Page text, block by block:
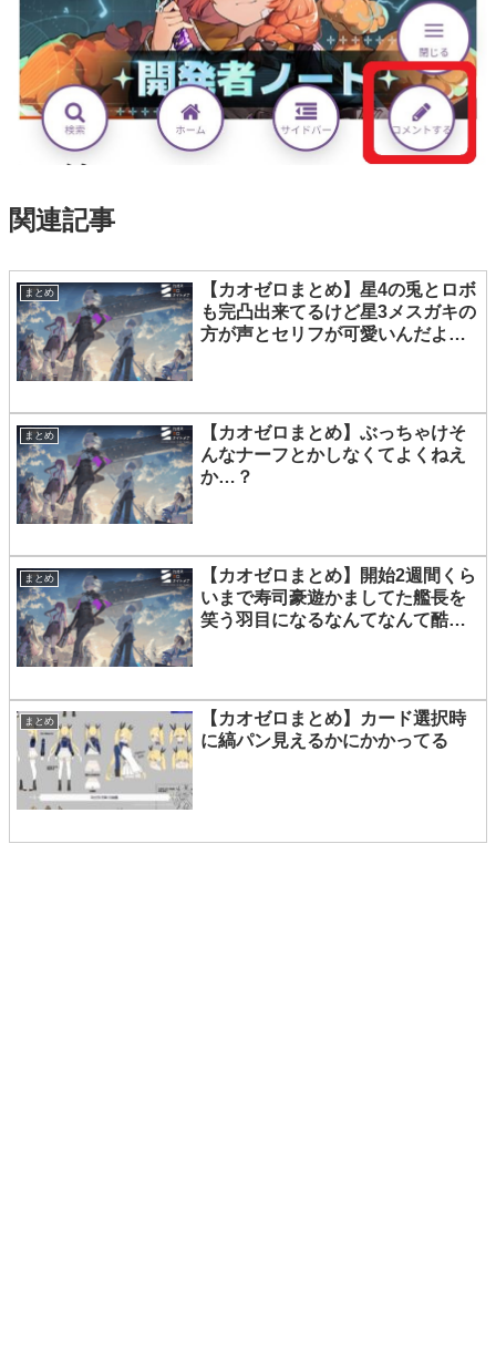
関連記事
まとめ
【カオゼロまとめ】星4の兎とロボ
も完凸出来てるけど星3メスガキの
方が声とセリフが可愛いんだよ
まとめ
【カオゼロまとめ】ぶっちゃけそ
んなナーフとかしなくてよくねえ
か…？
まとめ
【カオゼロまとめ】開始2週間くら
いまで寿司豪遊かましてた艦長を
笑う羽目になるなんてなんて酷い
まとめ
【カオゼロまとめ】カード選択時
に縞パン見えるかにかかってる